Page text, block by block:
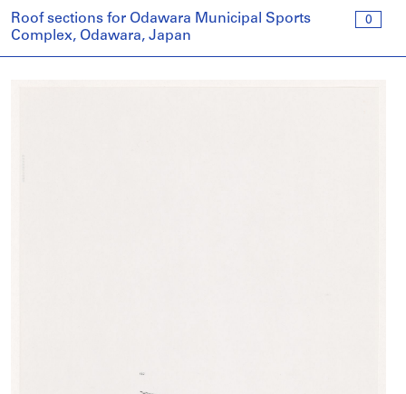
0
Roof sections for Odawara Municipal Sports
Complex, Odawara, Japan